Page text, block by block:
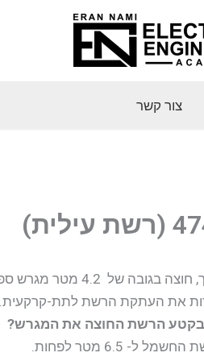
צור קשר
4.2 מטר מגרש ספורט.
את העתקת הרשת לתת-קרקעית.
בקטע הרשת החוצה את המגרש?